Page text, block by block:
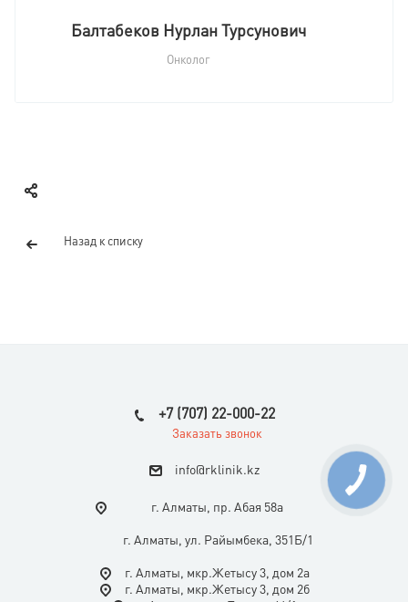
Балтабеков Нурлан Турсунович
Онколог
Назад к списку
+7 (707) 22-000-22
Заказать звонок
info@rklinik.kz
г. Алматы, пр. Абая 58а
г. Алматы, ул. Райымбека, 351Б/1
г. Алматы, мкр.Жетысу 3, дом 2а
г. Алматы, мкр.Жетысу 3, дом 2б